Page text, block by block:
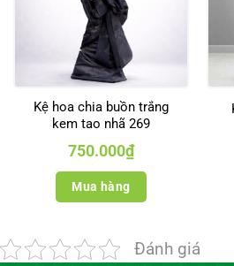
Kệ hoa chia buồn trắng
kem tao nhã 269
750.000₫
Mua hàng
Đánh giá